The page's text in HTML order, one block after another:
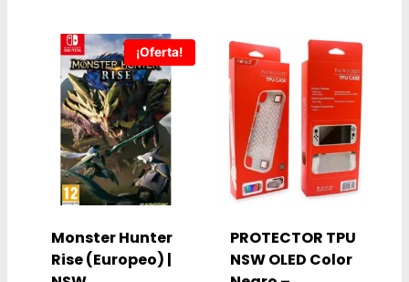
era:
$12.990.
es:
$9.990.
¡Oferta!
Monster Hunter
Rise (Europeo) |
PROTECTOR TPU
NSW OLED Color